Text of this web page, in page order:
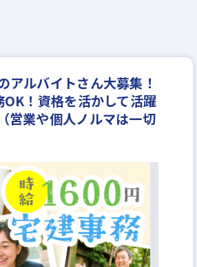
もOK
年齢不問
研修制度あり
転勤なし
活躍中 ノルマ無し
副業OK
みあり
完全週休2日
300万円
月給23万円
ルバイトさん大募集！
！資格を活かして活躍
営業や個人ノルマは一切